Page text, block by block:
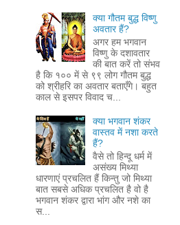
क्या गौतम बुद्ध विष्णु
अवतार हैं?
अगर हम भगवान
विष्णु के दशावतार
की बात करें तो संभव
है कि १०० में से ९९ लोग गौतम बुद्ध
को श्रीहरि का अवतार बताएँगे। बहुत
काल से इसपर विवाद च...
क्या भगवान शंकर
वास्तव में नशा करते
हैं?
वैसे तो हिन्दू धर्म में
असंख्य मिथ्या
धारणाएं प्रचलित हैं किन्तु जो मिथ्या
बात सबसे अधिक प्रचलित है वो है
भगवान शंकर द्वारा भांग और नशे का
स...